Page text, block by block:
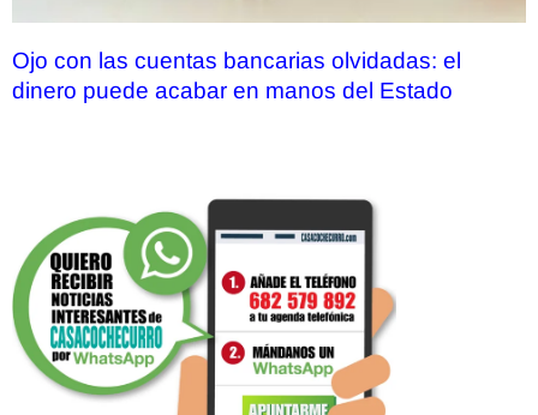
Ojo con las cuentas bancarias olvidadas: el
dinero puede acabar en manos del Estado